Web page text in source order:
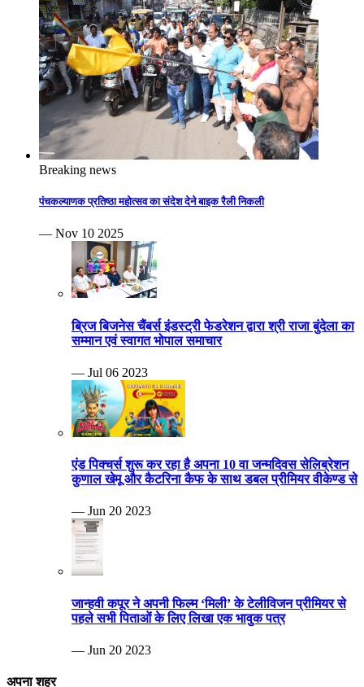
Breaking news
पंचकल्याणक प्रतिष्ठा महोत्सव का संदेश देने बाइक रैली निकली
— Nov 10 2025
ब्रिज बिजनेस चैंबर्स इंडस्ट्री फेडरेशन द्वारा श्री राजा बुंदेला का
सम्मान एवं स्वागत भोपाल समाचार
— Jul 06 2023
एंड पिक्चर्स शुरू कर रहा है अपना 10 वा जन्मदिवस सेलिब्रेशन
कुणाल खेमू और कैटरिना कैफ के साथ डबल प्रीमियर वीकेण्ड से
— Jun 20 2023
जान्हवी कपूर ने अपनी फिल्म ‘मिली’ के टेलीविजन प्रीमियर से
पहले सभी पिताओं के लिए लिखा एक भावुक पत्र
— Jun 20 2023
अपना शहर